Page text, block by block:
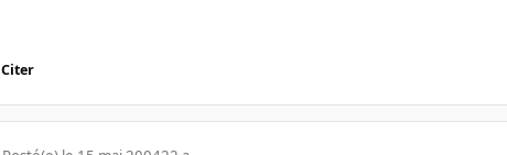
Citer